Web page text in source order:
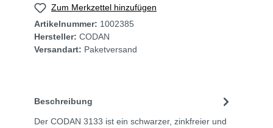
Zum Merkzettel hinzufügen
Artikelnummer: 1002385
Hersteller: CODAN
Versandart: Paketversand
Beschreibung
Der CODAN 3133 ist ein schwarzer, zinkfreier und